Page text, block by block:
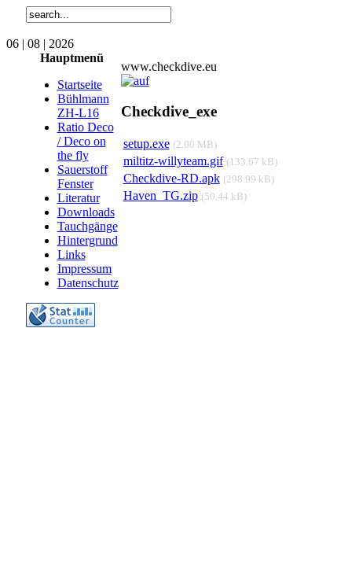
06 | 08 | 2026
Hauptmenü
Startseite
Bühlmann
ZH-L16
Ratio Deco
/ Deco on
the fly
Sauerstoff
Fenster
Literatur
Downloads
Tauchgänge
Hintergrund
Links
Impressum
Datenschutz
www.checkdive.eu
Checkdive_exe
setup.exe (2.00 MB)
miltitz-willyteam.gif (133.67 kB)
Checkdive-RD.apk (298.99 kB)
Haven_TG.zip (50.44 kB)